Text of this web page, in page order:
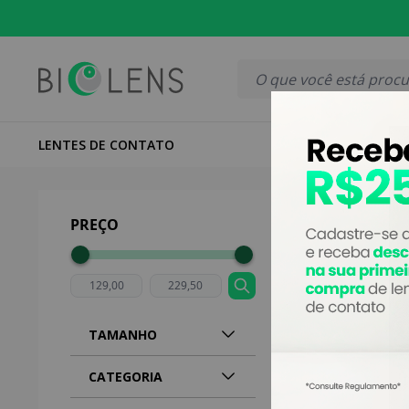
LENTES DE CONTATO LENTES
PREÇO
TAMANHO
CATEGORIA
Página inicial |